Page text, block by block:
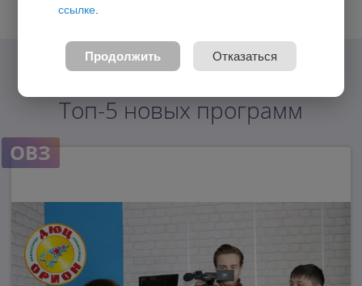
Топ-5 новых программ
ОВЗ
ссылке
Продолжить Отказаться